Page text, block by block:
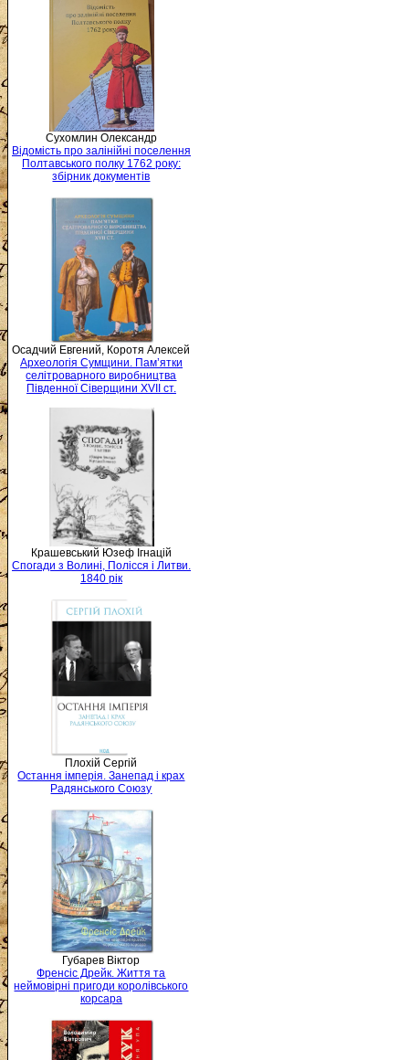
Сухомлин Олександр
Відомість про залінійні поселення
Полтавського полку 1762 року:
збірник документів
Осадчий Евгений, Коротя Алексей
Археологія Сумщини. Пам’ятки
селітроварного виробництва
Південної Сіверщини XVII ст.
Крашевський Юзеф Ігнацій
Спогади з Волині, Полісся і Литви.
1840 рік
Плохій Сергій
Остання імперія. Занепад і крах
Радянського Союзу
Губарев Віктор
Френсіс Дрейк. Життя та
неймовірні пригоди королівського
корсара